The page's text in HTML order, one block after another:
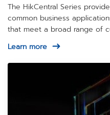
The HikCentral Series
common business
that meet a broad range of
Learn more